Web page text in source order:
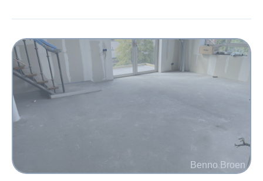
herkennenWat
is
het
verschil
en
waar
vloerlegger
op